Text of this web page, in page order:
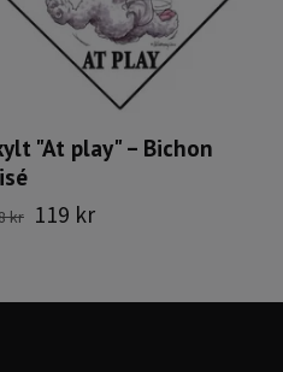
"At play" – Bichon
kr 119 kr